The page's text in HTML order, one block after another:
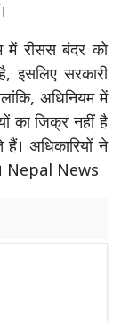
में रीसस बंदर को
इसलिए सरकारी
अधिनियम में
का जिक्र नहीं है
अधिकारियों ने
Nepal News